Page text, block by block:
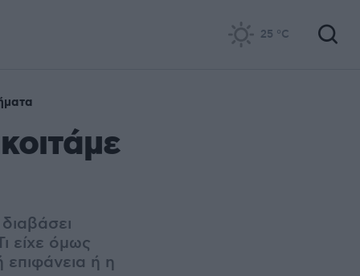
25 °C
είχε όμως
επιφάνεια ή η